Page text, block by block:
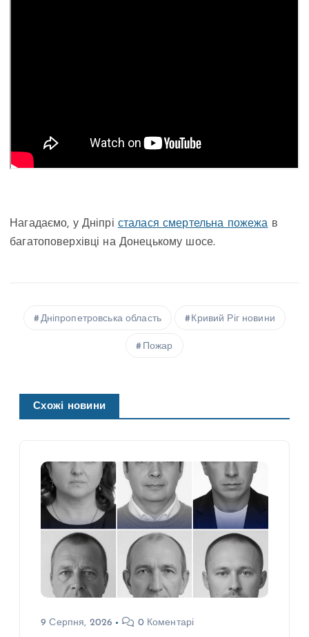
Нагадаємо, у Дніпрі сталася смертельна пожежа в
багатоповерхівці на Донецькому шосе.
Дніпропетровська область Кривий Ріг новини
Пожар
Схожі новини
9 Серпня, 2026 0 Коментарі